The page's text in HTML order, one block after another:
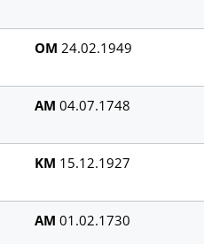
OM 24.02.1949
AM 04.07.1748
KM 15.12.1927
AM 01.02.1730